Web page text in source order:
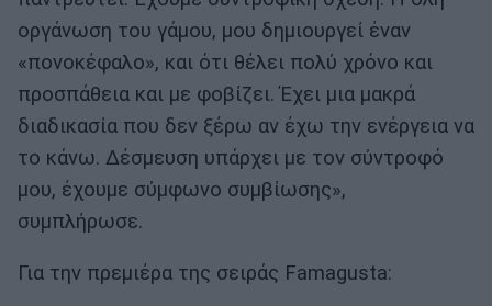
οργάνωση του γάμου, μου δημιουργεί έναν
«πονοκέφαλο», και ότι θέλει πολύ χρόνο και
προσπάθεια και με φοβίζει. Έχει μια μακρά
διαδικασία που δεν ξέρω αν έχω την ενέργεια να
το κάνω. Δέσμευση υπάρχει με τον σύντροφό
μου, έχουμε σύμφωνο συμβίωσης»,
συμπλήρωσε.
Για την πρεμιέρα της σειράς Famagusta: